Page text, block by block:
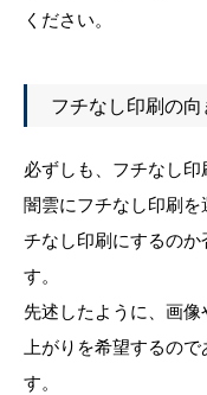
ください。
フチなし印刷の
必ずしも、フチなし印
闇雲にフチなし印刷
チなし印刷にするの
す。
先述したように、画
上がりを希望するの
す。